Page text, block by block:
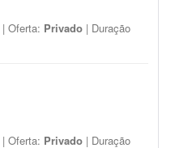
| Oferta: Privado | Duração
| Oferta: Privado | Duração